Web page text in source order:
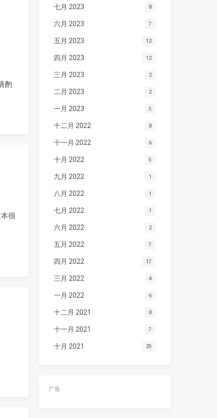
酌
很
七月 2023 8
六月 2023 7
五月 2023 12
四月 2023 12
三月 2023 2
二月 2023 2
一月 2023 5
十二月 2022 8
十一月 2022 6
十月 2022 5
九月 2022 1
八月 2022 1
七月 2022 1
六月 2022 2
五月 2022 7
四月 2022 17
三月 2022 4
一月 2022 6
十二月 2021 8
十一月 2021 7
十月 2021 29
广告